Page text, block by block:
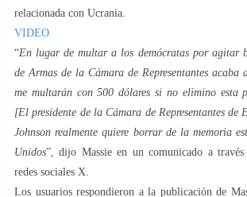
relacionada con Ucrania.
VIDEO
“En lugar de multar a los demócratas por agitar
de Armas de la Cámara de Representantes
me multarán con 500 dólares si no elimino esta
[El presidente de la Cámara de Representantes de
Johnson realmente quiere borrar de la memoria
Unidos”, dijo Massie en un comunicado a
redes sociales X.
Los usuarios respondieron a la publicación de